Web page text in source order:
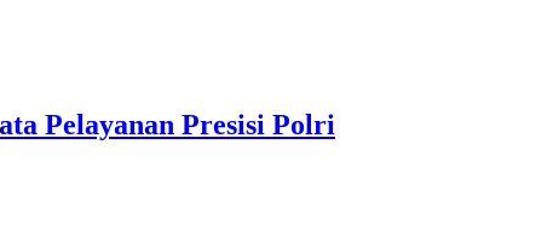
Pelayanan Presisi Polri